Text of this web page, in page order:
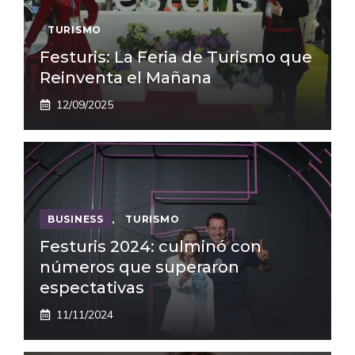
TURISMO
Festuris: La Feria de Turismo que
Reinventa el Mañana
12/09/2025
BUSINESS , TURISMO
Festuris 2024: culminó con
números que superaron
espectativas
11/11/2024